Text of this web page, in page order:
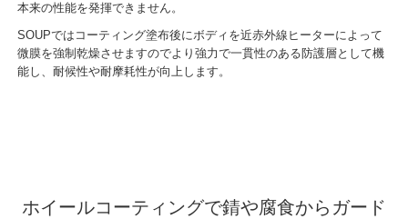
本来の性能を発揮できません。
SOUPではコーティング塗布後にボディを近赤外線ヒーターによって
微膜を強制乾燥させますのでより強力で一貫性のある防護層として機
能し、耐候性や耐摩耗性が向上します。
ホイールコーティングで錆や腐食からガード